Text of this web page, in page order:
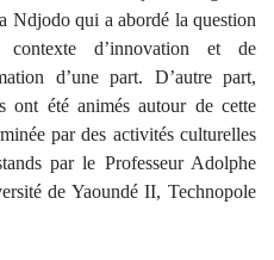
Ndjodo qui a abordé la question
contexte d’innovation et de
d’une part. D’autre part,
ont été animés autour de cette
par des activités culturelles
par le Professeur Adolphe
de Yaoundé II, Technopole